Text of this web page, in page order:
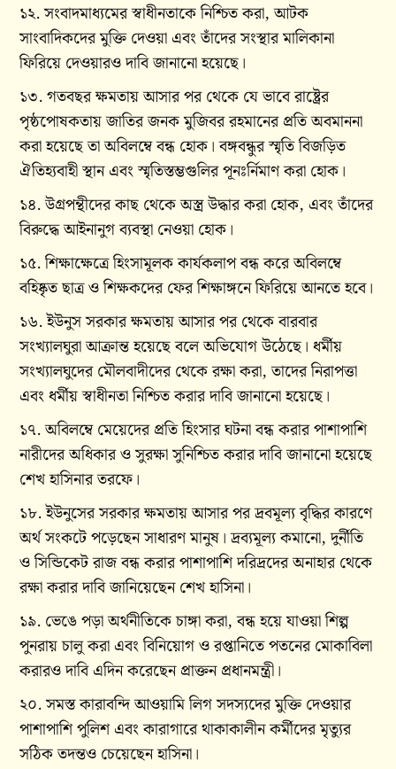
১২. সংবাদমাধ্যমের স্বাধীনতাকে নিশ্চিত করা, আটক
সাংবাদিকদের মুক্তি দেওয়া এবং তাঁদের সংস্থার মালিকানা
ফিরিয়ে দেওয়ারও দাবি জানানো হয়েছে।
১৩. গতবছর ক্ষমতায় আসার পর থেকে যে ভাবে রাষ্ট্রের
পৃষ্ঠপোষকতায় জাতির জনক মুজিবর রহমানের প্রতি অবমাননা
করা হয়েছে তা অবিলম্বে বন্ধ হোক। বঙ্গবন্ধুর স্মৃতি বিজড়িত
ঐতিহ্যবাহী স্থান এবং স্মৃতিস্তম্ভগুলির পূনঃর্নিমাণ করা হোক।
১৪. উগ্রপন্থীদের কাছ থেকে অস্ত্র উদ্ধার করা হোক, এবং তাঁদের
বিরুদ্ধে আইনানুগ ব্যবস্থা নেওয়া হোক।
১৫. শিক্ষাক্ষেত্রে হিংসামূলক কার্যকলাপ বন্ধ করে অবিলম্বে
বহিষ্কৃত ছাত্র ও শিক্ষকদের ফের শিক্ষাঙ্গনে ফিরিয়ে আনতে হবে।
১৬. ইউনুস সরকার ক্ষমতায় আসার পর থেকে বারবার
সংখ্যালঘুরা আক্রান্ত হয়েছে বলে অভিযোগ উঠেছে। ধর্মীয়
সংখ্যালঘুদের মৌলবাদীদের থেকে রক্ষা করা, তাদের নিরাপত্তা
এবং ধর্মীয় স্বাধীনতা নিশ্চিত করার দাবি জানানো হয়েছে।
১৭. অবিলম্বে মেয়েদের প্রতি হিংসার ঘটনা বন্ধ করার পাশাপাশি
নারীদের অধিকার ও সুরক্ষা সুনিশ্চিত করার দাবি জানানো হয়েছে
শেখ হাসিনার তরফে।
১৮. ইউনুসের সরকার ক্ষমতায় আসার পর দ্রবমূল্য বৃদ্ধির কারণে
অর্থ সংকটে পড়েছেন সাধারণ মানুষ। দ্রব্যমূল্য কমানো, দুর্নীতি
ও সিন্ডিকেট রাজ বন্ধ করার পাশাপাশি দরিদ্রদের অনাহার থেকে
রক্ষা করার দাবি জানিয়েছেন শেখ হাসিনা।
১৯. ভেঙে পড়া অর্থনীতিকে চাঙ্গা করা, বন্ধ হয়ে যাওয়া শিল্প
পুনরায় চালু করা এবং বিনিয়োগ ও রপ্তানিতে পতনের মোকাবিলা
করারও দাবি এদিন করেছেন প্রাক্তন প্রধানমন্ত্রী।
২০. সমস্ত কারাবন্দি আওয়ামি লিগ সদস্যদের মুক্তি দেওয়ার
পাশাপাশি পুলিশ এবং কারাগারে থাকাকালীন কর্মীদের মৃত্যুর
সঠিক তদন্তও চেয়েছেন হাসিনা।